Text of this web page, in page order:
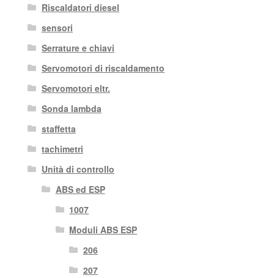
Riscaldatori diesel
sensori
Serrature e chiavi
Servomotori di riscaldamento
Servomotori eltr.
Sonda lambda
staffetta
tachimetri
Unità di controllo
ABS ed ESP
1007
Moduli ABS ESP
206
207